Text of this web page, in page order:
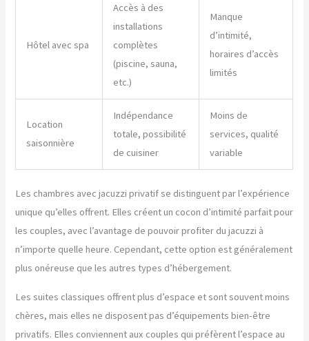
Hôtel avec spa
Accès à des
installations
complètes
(piscine, sauna,
etc.)
Manque
d’intimité,
horaires d’accès
limités
Location
saisonnière
Indépendance
totale, possibilité
de cuisiner
Moins de
services, qualité
variable
Les chambres avec jacuzzi privatif se distinguent par l’expérience
unique qu’elles offrent. Elles créent un cocon d’intimité parfait pour
les couples, avec l’avantage de pouvoir profiter du jacuzzi à
n’importe quelle heure. Cependant, cette option est généralement
plus onéreuse que les autres types d’hébergement.
Les suites classiques offrent plus d’espace et sont souvent moins
chères, mais elles ne disposent pas d’équipements bien-être
privatifs. Elles conviennent aux couples qui préfèrent l’espace au